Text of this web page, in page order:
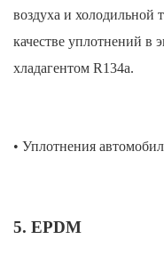
воздуха и холодильной
качестве уплотнений в
хладагентом R134a.
• Уплотнения
5. EPDM